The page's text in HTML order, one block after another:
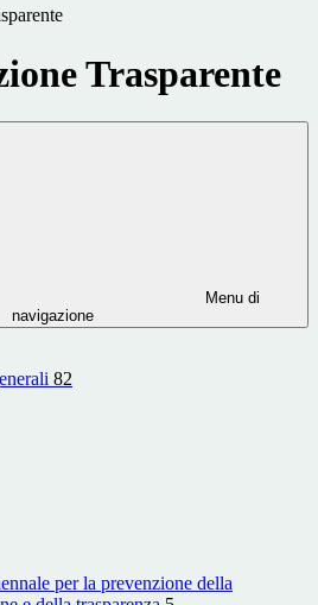
Trasparente
Menu di
navigazione
82
per la prevenzione della